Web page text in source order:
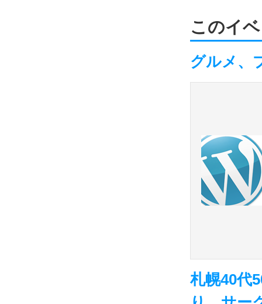
このイ
グルメ、
札幌40代